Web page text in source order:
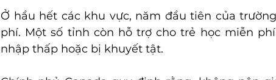
Ở hầu hết các khu vực, năm đầu tiên của
phí. Một số tỉnh còn hỗ trợ cho trẻ học miễn
nhập thấp hoặc bị khuyết tật.